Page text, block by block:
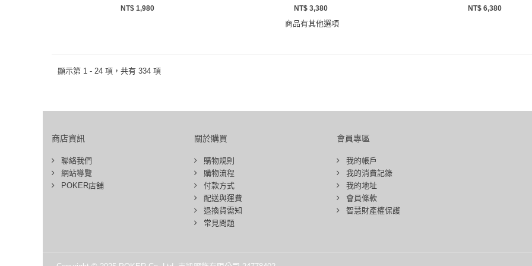
NT$ 1,980 NT$ 3,380
商品有其他選項
NT$ 6,380
顯示第 1 - 24 項，共有 334 項
商店資訊
聯絡我們
網站導覽
POKER店舖
關於購買
購物規則
購物流程
付款方式
配送與運費
退換貨需知
常見問題
會員專區
我的帳戶
我的消費記錄
我的地址
會員條款
智慧財產權保護